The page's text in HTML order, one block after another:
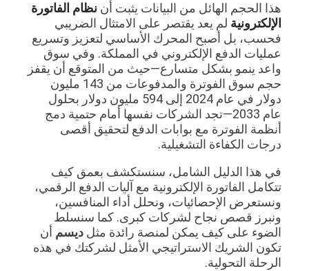
هذا الحجم الهائل من البيانات يثبت أن نظام الفاتورة
الإلكترونية لم يعد يقتصر على الامتثال الضريبي
فحسب، بل أصبح المحرك الأساسي لتعزيز وتسريع
عمليات الدفع الإلكتروني في المملكة. وفي سوق
واعد ينمو بشكل متسارع—حيث من المتوقع أن يقفز
حجم سوق الفوترة والمدفوعات من 143 مليون
دولار في عام 2024 إلى 594 مليون دولار بحلول
عام 2033—تجد الشركات نفسها أمام حتمية دمج
أنظمة الفوترة مع بوابات الدفع لتحقيق أقصى
درجات الكفاءة التشغيلية.
في هذا الدليل الشامل، سنستكشف بعمق كيف
تتكامل الفاتورة الإلكترونية مع آليات الدفع الرقمي،
ونستعرض الإحصائيات، ونحلل أداء المنافسين،
ونبرز قصص نجاح لشركات كبرى. كما سنسلط
الضوء على كيف يمكن لمنصة رائدة مثل ديسم أن
تكون الشريك الاستراتيجي الأمثل لشركتك في هذه
الرحلة التحولية.